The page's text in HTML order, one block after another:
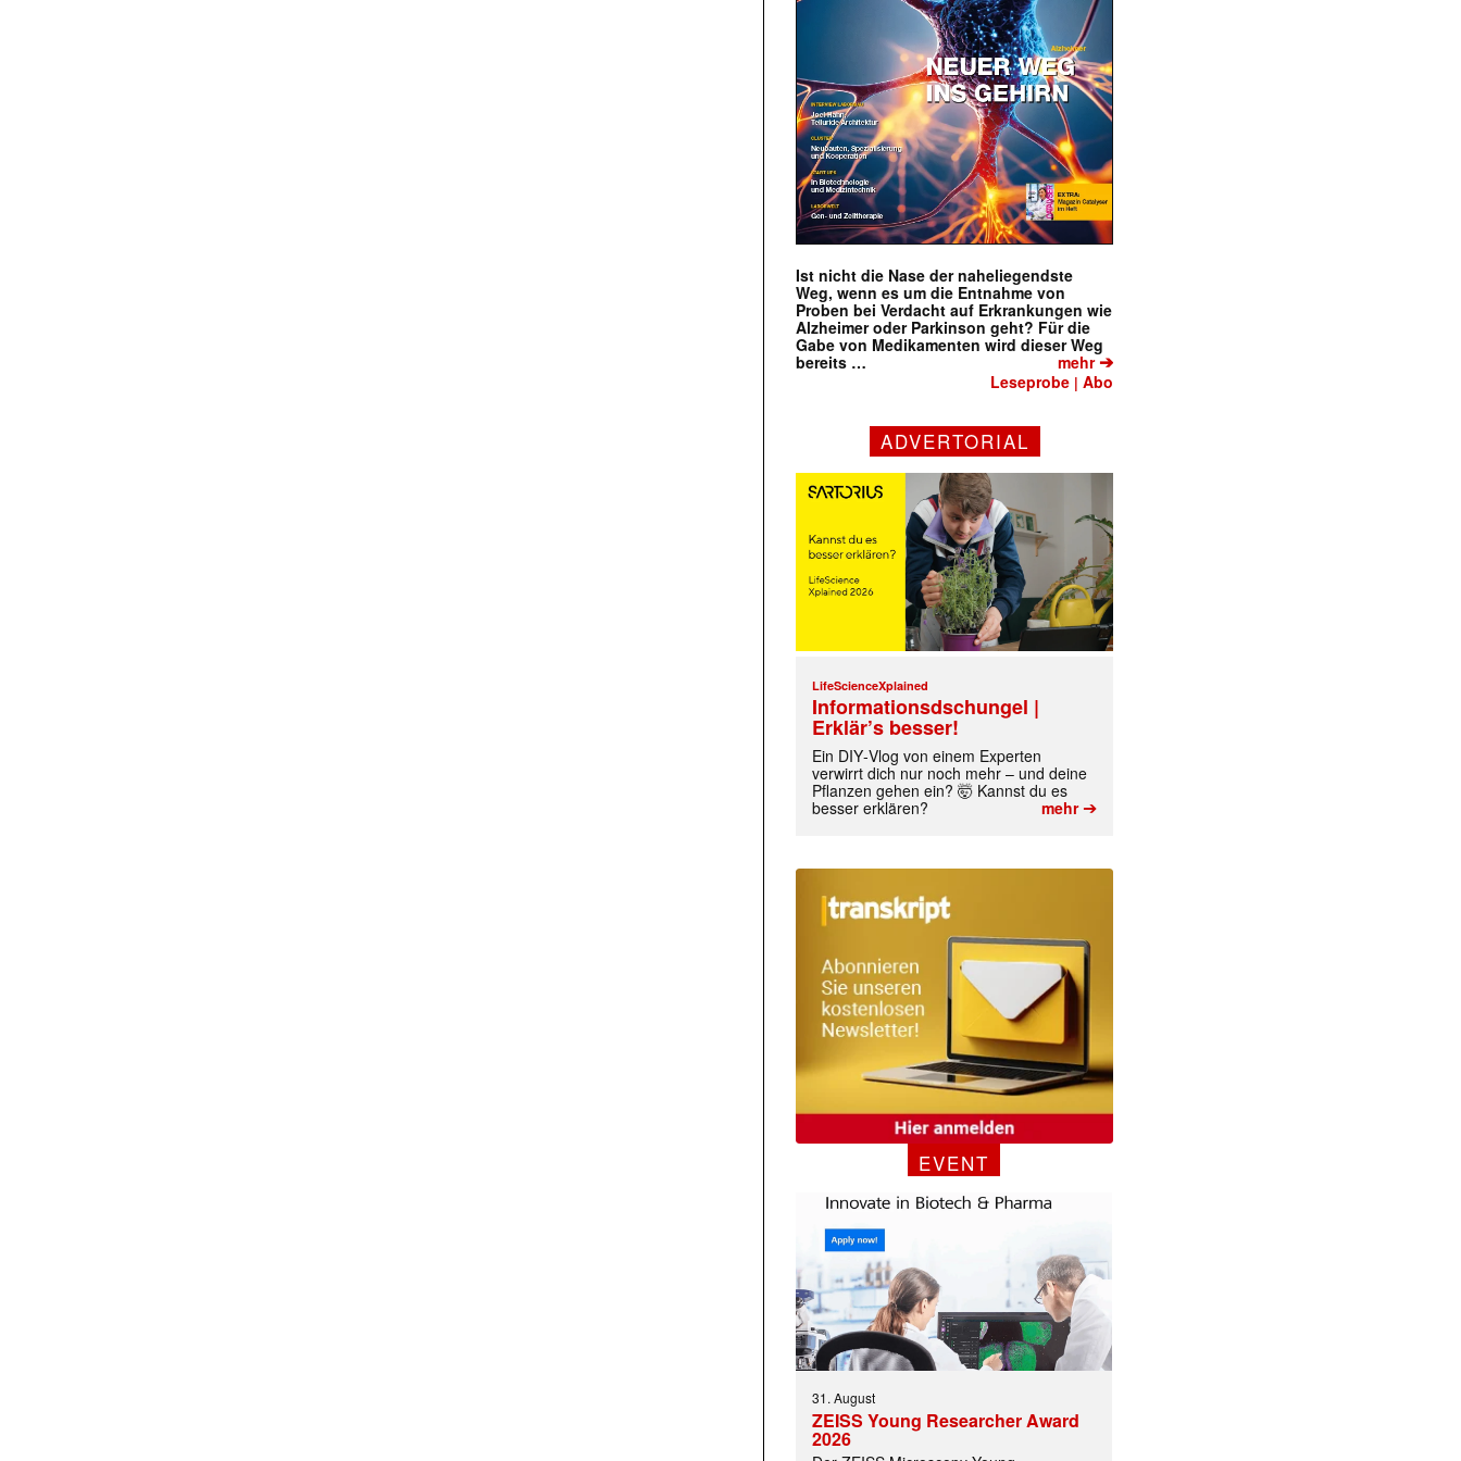
Mit dem |transkript-Newsletter jede Woche aktuell informiert.
Ist nicht die Nase der naheliegendste
Weg, wenn es um die Entnahme von
Proben bei Verdacht auf Erkrankungen wie
Alzheimer oder Parkinson geht? Für die
Gabe von Medikamenten wird dieser Weg
bereits …
mehr➔
Leseprobe |Abo
ADVERTORIAL
LifeScienceXplained
Informationsdschungel |
Erklär’s besser!
Ein DIY‑Vlog von einem Experten
verwirrt dich nur noch mehr – und deine
Pflanzen gehen ein? 🤯 Kannst du es
besser erklären?
mehr➔
EVENT
31. August
ZEISS Young Researcher Award
2026